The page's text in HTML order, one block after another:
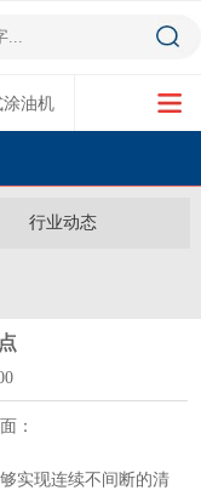
涂油机
行业动态
：
实现连续不间断的清